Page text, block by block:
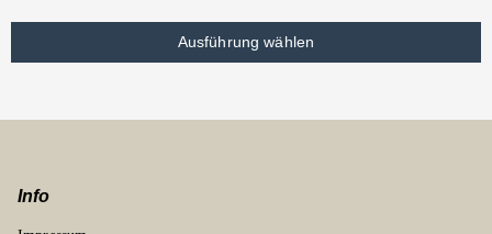
Ausführung wählen
Info